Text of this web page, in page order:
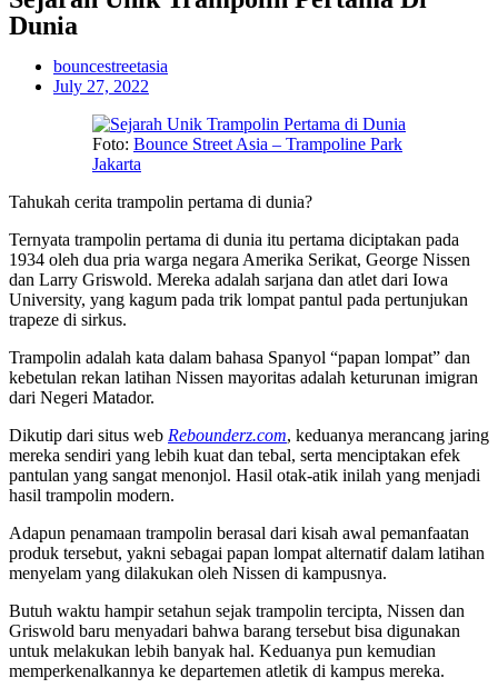
Dunia
bouncestreetasia
July 27, 2022
Foto: Bounce Street Asia – Trampoline Park
Jakarta
Tahukah cerita trampolin pertama di dunia?
Ternyata trampolin pertama di dunia itu pertama diciptakan pada
1934 oleh dua pria warga negara Amerika Serikat, George Nissen
dan Larry Griswold. Mereka adalah sarjana dan atlet dari Iowa
University, yang kagum pada trik lompat pantul pada pertunjukan
trapeze di sirkus.
Trampolin adalah kata dalam bahasa Spanyol “papan lompat” dan
kebetulan rekan latihan Nissen mayoritas adalah keturunan imigran
dari Negeri Matador.
Dikutip dari situs web Rebounderz.com, keduanya merancang jaring
mereka sendiri yang lebih kuat dan tebal, serta menciptakan efek
pantulan yang sangat menonjol. Hasil otak-atik inilah yang menjadi
hasil trampolin modern.
Adapun penamaan trampolin berasal dari kisah awal pemanfaatan
produk tersebut, yakni sebagai papan lompat alternatif dalam latihan
menyelam yang dilakukan oleh Nissen di kampusnya.
Butuh waktu hampir setahun sejak trampolin tercipta, Nissen dan
Griswold baru menyadari bahwa barang tersebut bisa digunakan
untuk melakukan lebih banyak hal. Keduanya pun kemudian
memperkenalkannya ke departemen atletik di kampus mereka.